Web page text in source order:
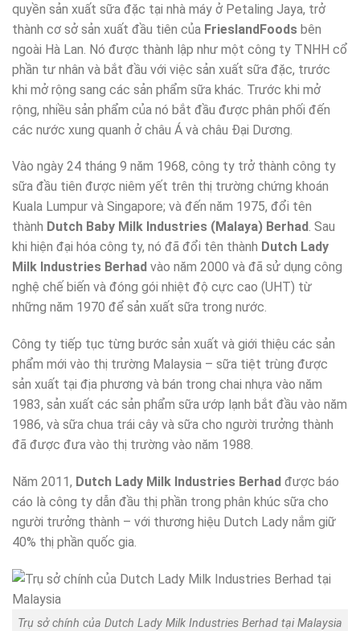
quyền sản xuất sữa đặc tại nhà máy ở Petaling Jaya, trở
thành cơ sở sản xuất đầu tiên của FrieslandFoods bên
ngoài Hà Lan. Nó được thành lập như một công ty TNHH cổ
phần tư nhân và bắt đầu với việc sản xuất sữa đặc, trước
khi mở rộng sang các sản phẩm sữa khác. Trước khi mở
rộng, nhiều sản phẩm của nó bắt đầu được phân phối đến
các nước xung quanh ở châu Á và châu Đại Dương.
Vào ngày 24 tháng 9 năm 1968, công ty trở thành công ty
sữa đầu tiên được niêm yết trên thị trường chứng khoán
Kuala Lumpur và Singapore; và đến năm 1975, đổi tên
thành Dutch Baby Milk Industries (Malaya) Berhad. Sau
khi hiện đại hóa công ty, nó đã đổi tên thành Dutch Lady
Milk Industries Berhad vào năm 2000 và đã sử dụng công
nghệ chế biến và đóng gói nhiệt độ cực cao (UHT) từ
những năm 1970 để sản xuất sữa trong nước.
Công ty tiếp tục từng bước sản xuất và giới thiệu các sản
phẩm mới vào thị trường Malaysia – sữa tiệt trùng được
sản xuất tại địa phương và bán trong chai nhựa vào năm
1983, sản xuất các sản phẩm sữa ướp lạnh bắt đầu vào năm
1986, và sữa chua trái cây và sữa cho người trưởng thành
đã được đưa vào thị trường vào năm 1988.
Năm 2011, Dutch Lady Milk Industries Berhad được báo
cáo là công ty dẫn đầu thị phần trong phân khúc sữa cho
người trưởng thành – với thương hiệu Dutch Lady nắm giữ
40% thị phần quốc gia.
Trụ sở chính của Dutch Lady Milk Industries Berhad tại Malaysia